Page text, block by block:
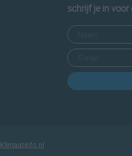
schrijf je in
Klimaatinfo.nl